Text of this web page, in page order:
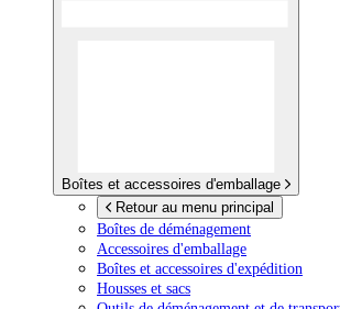
Boîtes et accessoires d'emballage
Retour au menu principal
Boîtes de déménagement
Accessoires d'emballage
Boîtes et accessoires d'expédition
Housses et sacs